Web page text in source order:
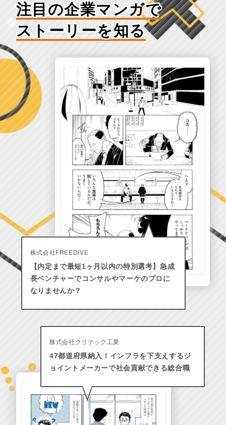
注目の企業マンガで
ストーリーを知る
株式会社FREEDiVE
【内定まで最短1ヶ月以内の特別選考】急成
長ベンチャーでコンサルやマーケのプロに
なりませんか？
株式会社クリテック工業
47都道府県納入！インフラを下支えするジ
ョイントメーカーで社会貢献できる総合職